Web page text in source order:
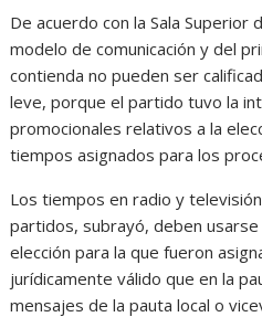
De acuerdo con la Sala Superior
modelo de comunicación y del
contienda no pueden ser
leve, porque el partido tuvo la
promocionales relativos a la
tiempos asignados para los
Los tiempos en radio y
partidos, subrayó, deben
elección para la que fueron
jurídicamente válido que en la
mensajes de la pauta local o